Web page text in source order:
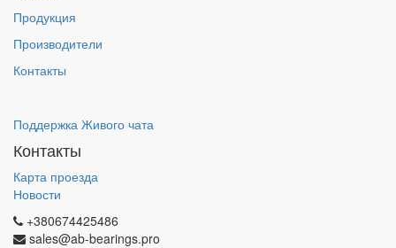
Продукция
Производители
Контакты
Поддержка Живого чата
Контакты
Карта проезда
Новости
+380674425486
sales@ab-bearings.pro